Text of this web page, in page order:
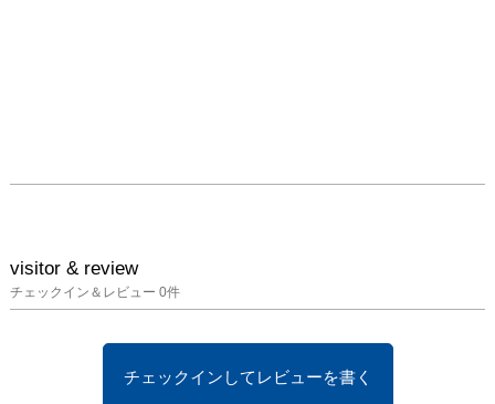
visitor & review
チェックイン＆レビュー 0件
チェックインしてレビューを書く